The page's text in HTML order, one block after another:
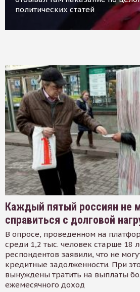
политических статей
Каждый пятый россиян не
справиться с долговой
В опросе, проведенном на
среди 1,2 тыс. человек старше 18
респондентов заявили, что не
кредитные задолженности. При
вынуждены тратить на выплаты
ежемесячного доход